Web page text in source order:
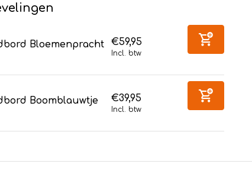
Bloemenpracht €59,95
Incl. btw
Boomblauwtje €39,95
Incl. btw